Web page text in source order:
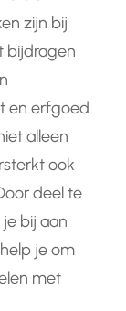
zijn bij
bijdragen
en erfgoed
alleen
ook
deel te
bij aan
je om
met